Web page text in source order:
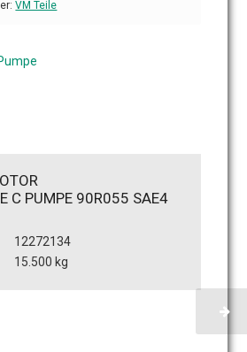
VM Teile
C PUMPE 90R055 SAE4
12272134
15.500 kg